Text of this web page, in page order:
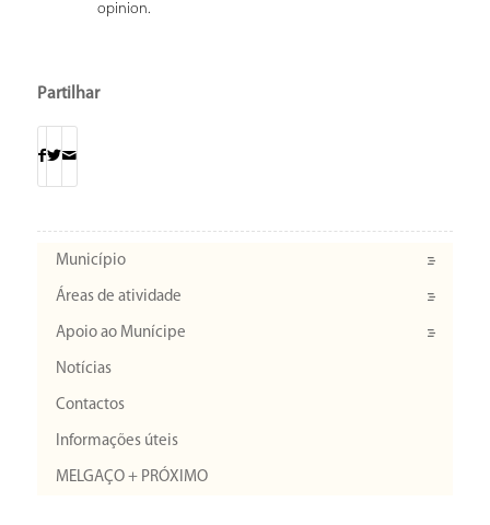
opinion.
Partilhar
Município
Áreas de atividade
Apoio ao Munícipe
Notícias
Contactos
Informações úteis
MELGAÇO + PRÓXIMO